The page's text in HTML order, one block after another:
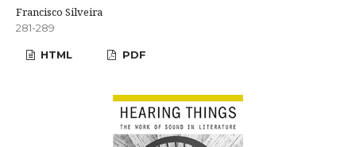
Francisco Silveira
281-289
HTML PDF